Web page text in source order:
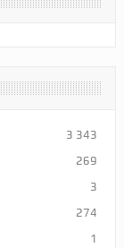
3 343
269
3
274
1